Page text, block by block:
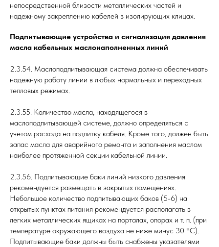
непосредственной близости металлических частей и
надежному закреплению кабелей в изолирующих клицах.
Подпитывающие устройства и сигнализация давления
масла кабельных маслонаполненных линий
2.3.54. Маслоподпитывающая система должна обеспечивать
надежную работу линии в любых нормальных и переходных
тепловых режимах.
2.3.55. Количество масла, находящегося в
маслоподпитывающей системе, должно определяться с
учетом расхода на подпитку кабеля. Кроме того, должен быть
запас масла для аварийного ремонта и заполнения маслом
наиболее протяженной секции кабельной линии.
2.3.56. Подпитывающие баки линий низкого давления
рекомендуется размещать в закрытых помещениях.
Небольшое количество подпитывающих баков (5-6) на
открытых пунктах питания рекомендуется располагать в
легких металлических ящиках на порталах, опорах и т. п. (при
температуре окружающего воздуха не ниже минус 30 °C).
Подпитывающие баки должны быть снабжены указателями